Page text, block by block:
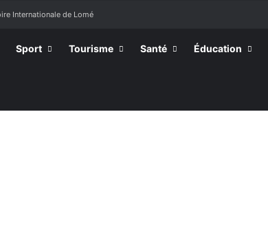
Internationale de Lomé
Sport Tourisme Santé Éducation